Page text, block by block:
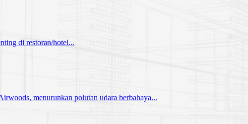
di restoran/hotel...
menurunkan polutan udara berbahaya...